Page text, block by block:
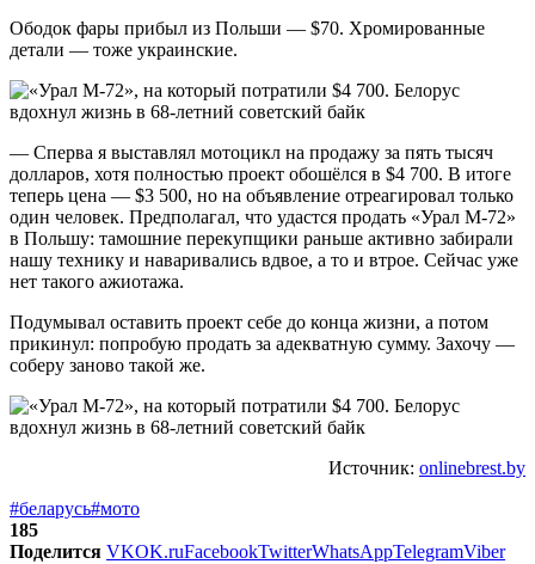
Ободок фары прибыл из Польши — $70. Хромированные
детали — тоже украинские.
— Сперва я выставлял мотоцикл на продажу за пять тысяч
долларов, хотя полностью проект обошёлся в $4 700. В итоге
теперь цена — $3 500, но на объявление отреагировал только
один человек. Предполагал, что удастся продать «Урал М-72»
в Польшу: тамошние перекупщики раньше активно забирали
нашу технику и наваривались вдвое, а то и втрое. Сейчас уже
нет такого ажиотажа.
Подумывал оставить проект себе до конца жизни, а потом
прикинул: попробую продать за адекватную сумму. Захочу —
соберу заново такой же.
Источник: onlinebrest.by
#беларусь#мото
185
Поделится VKOK.ruFacebookTwitterWhatsAppTelegramViber